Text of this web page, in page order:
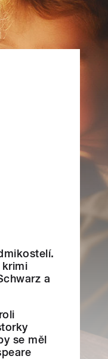
a
se měl